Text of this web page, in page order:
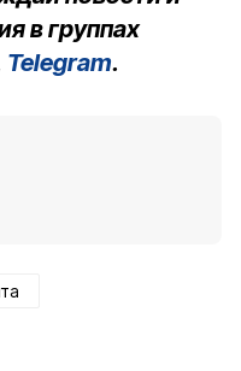
в группах
Telegram.